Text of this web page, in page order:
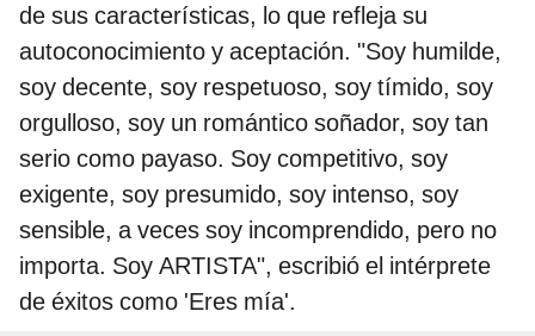
de sus características, lo que refleja su
autoconocimiento y aceptación. "Soy humilde,
soy decente, soy respetuoso, soy tímido, soy
orgulloso, soy un romántico soñador, soy tan
serio como payaso. Soy competitivo, soy
exigente, soy presumido, soy intenso, soy
sensible, a veces soy incomprendido, pero no
importa. Soy ARTISTA", escribió el intérprete
de éxitos como 'Eres mía'.